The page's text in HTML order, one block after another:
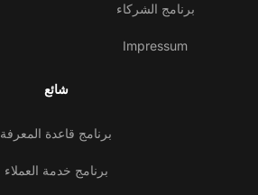
برنامج الشركاء
Impressum
شائع
برنامج قاعدة المعرفة
برنامج خدمة العملاء